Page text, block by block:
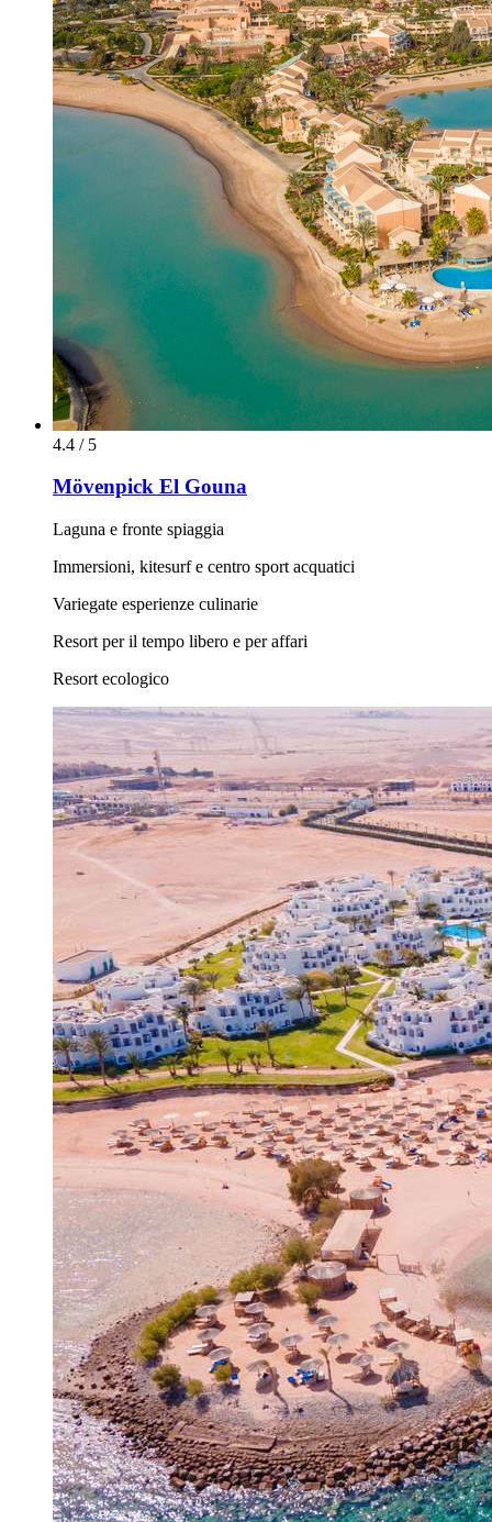
4.4 / 5
Mövenpick El Gouna
Laguna e fronte spiaggia
Immersioni, kitesurf e centro sport acquatici
Variegate esperienze culinarie
Resort per il tempo libero e per affari
Resort ecologico